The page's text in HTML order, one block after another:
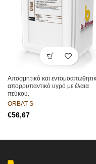
Aποσμητικό και
απορρυπαντικό υγρό με έλαια
πεύκου.
ORBAT-S
€